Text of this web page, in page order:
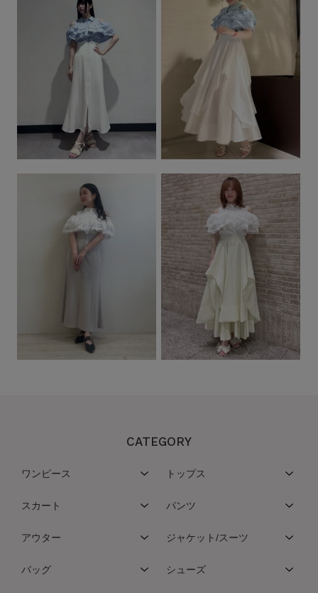
CATEGORY
ワンピース トップス
スカート パンツ
アウター ジャケット/スーツ
バッグ シューズ